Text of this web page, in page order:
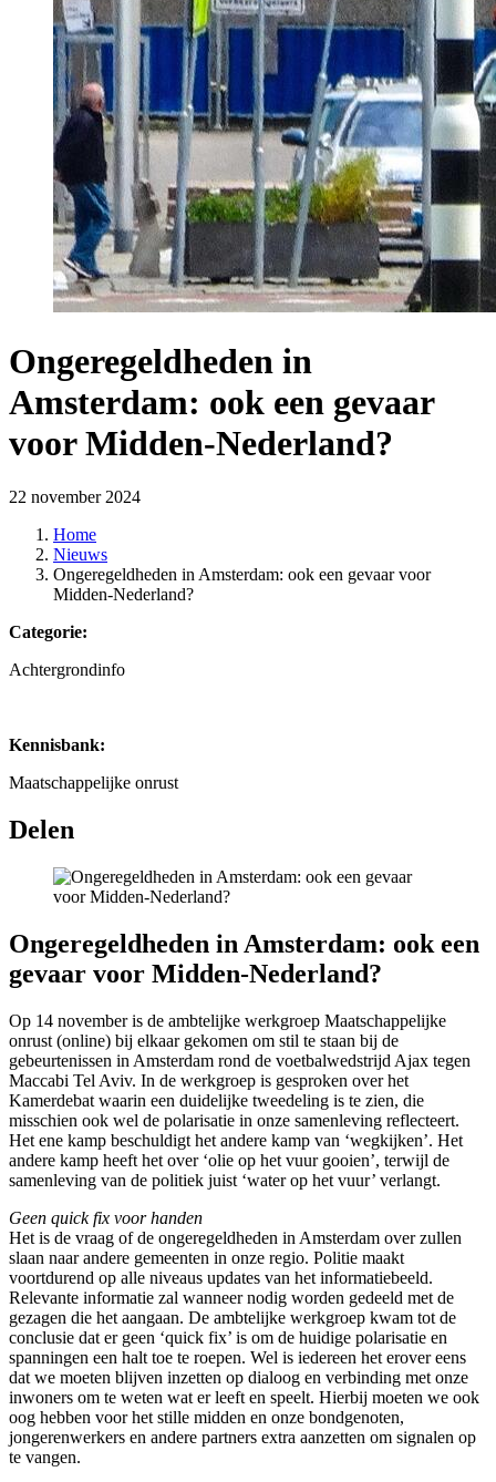
Ongeregeldheden in
Amsterdam: ook een gevaar
voor Midden-Nederland?
22 november 2024
Home
Nieuws
Ongeregeldheden in Amsterdam: ook een gevaar voor
Midden-Nederland?
Categorie:
Achtergrondinfo
Kennisbank:
Maatschappelijke onrust
Delen
Ongeregeldheden in Amsterdam: ook een
gevaar voor Midden-Nederland?
Op 14 november is de ambtelijke werkgroep Maatschappelijke
onrust (online) bij elkaar gekomen om stil te staan bij de
gebeurtenissen in Amsterdam rond de voetbalwedstrijd Ajax tegen
Maccabi Tel Aviv. In de werkgroep is gesproken over het
Kamerdebat waarin een duidelijke tweedeling is te zien, die
misschien ook wel de polarisatie in onze samenleving reflecteert.
Het ene kamp beschuldigt het andere kamp van ‘wegkijken’. Het
andere kamp heeft het over ‘olie op het vuur gooien’, terwijl de
samenleving van de politiek juist ‘water op het vuur’ verlangt.
Geen quick fix voor handen
Het is de vraag of de ongeregeldheden in Amsterdam over zullen
slaan naar andere gemeenten in onze regio. Politie maakt
voortdurend op alle niveaus updates van het informatiebeeld.
Relevante informatie zal wanneer nodig worden gedeeld met de
gezagen die het aangaan. De ambtelijke werkgroep kwam tot de
conclusie dat er geen ‘quick fix’ is om de huidige polarisatie en
spanningen een halt toe te roepen. Wel is iedereen het erover eens
dat we moeten blijven inzetten op dialoog en verbinding met onze
inwoners om te weten wat er leeft en speelt. Hierbij moeten we ook
oog hebben voor het stille midden en onze bondgenoten,
jongerenwerkers en andere partners extra aanzetten om signalen op
te vangen.